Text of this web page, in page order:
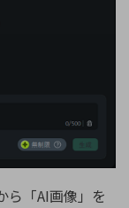
ら「AI画像」を